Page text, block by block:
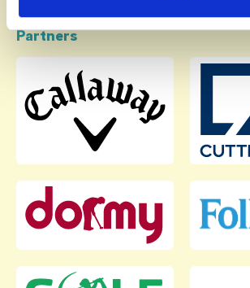
Partners